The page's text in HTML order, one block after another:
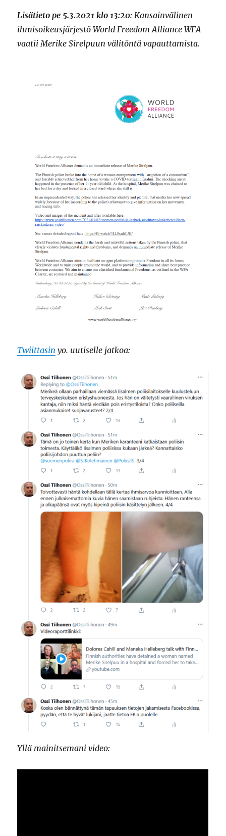
Lisätieto pe 5.3.2021 klo 13:20: Kansainvälinen
ihmisoikeusjärjestö World Freedom Alliance WFA
vaatii Merike Sirelpuun välitöntä vapauttamista.
Twiittasin yo. uutiselle jatkoa:
Yllä mainitsemani video: